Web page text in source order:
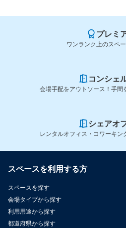
プレミ
ワンランク上のスペ
コンシェ
会場手配をアウトソース！手間
シェアオ
レンタルオフィス・コワーキン
スペースを利用する方
スペースを探す
会場タイプから探す
利用用途から探す
都道府県から探す